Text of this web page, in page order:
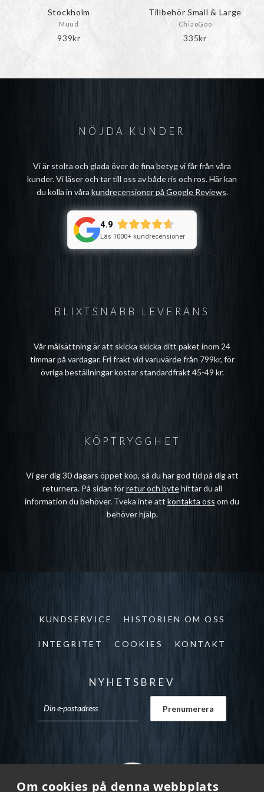
Om cookies på denna webbplats
Stockholm
Muud
939kr
Tillbehör Small & Large
ChiaoGoo
335kr
BLIXTSNABB LEVERANS
Vår målsättning är att skicka skicka ditt paket inom 24
timmar på vardagar. Fri frakt vid varuvärde från 799kr, för
övriga beställningar kostar standardfrakt 45-49 kr.
NÖJDA KUNDER
Vi är stolta och glada över de fina betyg vi får från våra
kunder. Vi läser och tar till oss av både ris och ros. Här kan
du kolla in våra kundrecensioner på Google Reviews.
4.9
Läs 1000+ kundrecensioner
KÖPTRYGGHET
Vi ger dig 30 dagars öppet köp, så du har god tid på dig att
returnera. På sidan förretur och bytehittar du all
information du behöver. Tveka inte att kontakta oss om du
behöver hjälp.
KUNDSERVICE HISTORIEN OM OSS
INTEGRITET COOKIES KONTAKT
NYHETSBREV